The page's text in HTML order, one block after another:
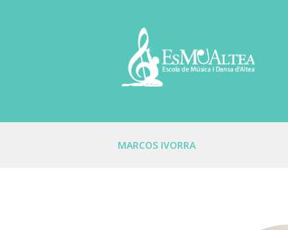
MARCOS IVORRA